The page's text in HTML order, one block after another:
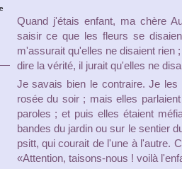
Quand j'étais enfant, ma chère
saisir ce que les fleurs se
m'assurait qu'elles ne disaient rien
dire la vérité, il jurait qu'elles ne
Je savais bien le contraire. Je les
rosée du soir ; mais elles
paroles ; et puis elles étaient
bandes du jardin ou sur le sentier
psitt, qui courait de l'une à l'autre.
«Attention, taisons-nous ! voilà